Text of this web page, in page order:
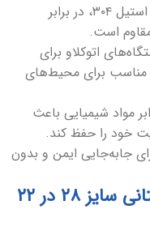
این سینی به دلیل استفاده از استیل ۳۰۴، در برابر
است.
اتوکلاو برای
مناسب برای محیط‌های
مواد شیمیایی باعث
خود را حفظ کند.
جابه‌جایی ایمن و بدون
کاربردهای سینی تخت بیمارستانی سایز ۲۸ در ۲۲